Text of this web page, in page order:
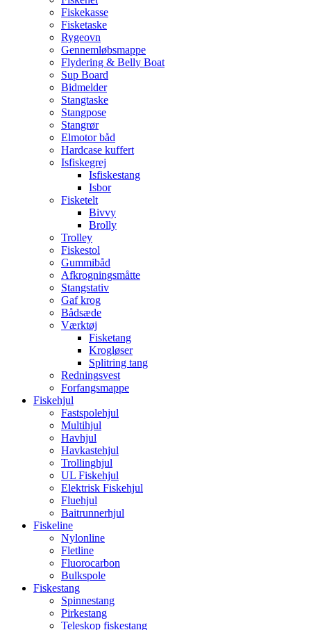
Fiskekasse
Fisketaske
Rygeovn
Gennemløbsmappe
Flydering & Belly Boat
Sup Board
Bidmelder
Stangtaske
Stangpose
Stangrør
Elmotor båd
Hardcase kuffert
Isfiskegrej
Isfiskestang
Isbor
Fisketelt
Bivvy
Brolly
Trolley
Fiskestol
Gummibåd
Afkrogningsmåtte
Stangstativ
Gaf krog
Bådsæde
Værktøj
Fisketang
Krogløser
Splitring tang
Redningsvest
Forfangsmappe
Fiskehjul
Fastspolehjul
Multihjul
Havhjul
Havkastehjul
Trollinghjul
UL Fiskehjul
Elektrisk Fiskehjul
Fluehjul
Baitrunnerhjul
Fiskeline
Nylonline
Fletline
Fluorocarbon
Bulkspole
Fiskestang
Spinnestang
Pirkestang
Teleskop fiskestang